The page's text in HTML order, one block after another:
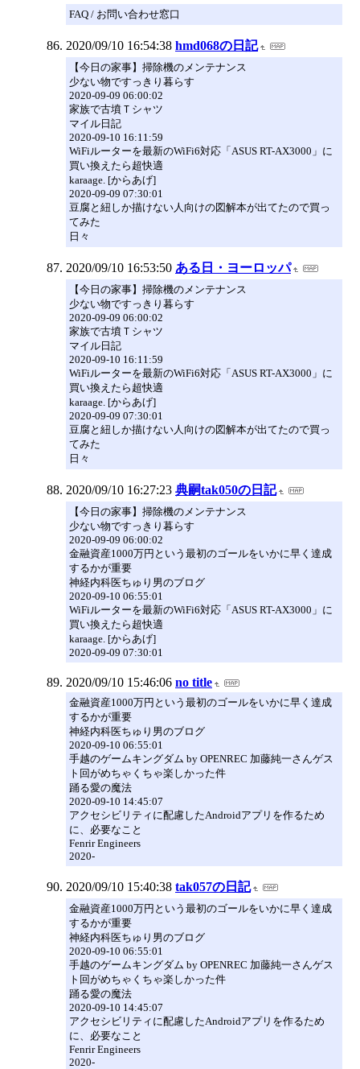
FAQ / お問い合わせ窓口
2020/09/10 16:54:38 hmd068の日記
【今日の家事】掃除機のメンテナンス
少ない物ですっきり暮らす
2020-09-09 06:00:02
家族で古墳Ｔシャツ
マイル日記
2020-09-10 16:11:59
WiFiルーターを最新のWiFi6対応「ASUS RT-AX3000」に
買い換えたら超快適
karaage. [からあげ]
2020-09-09 07:30:01
豆腐と紐しか描けない人向けの図解本が出てたので買っ
てみた
日々
2020/09/10 16:53:50 ある日・ヨーロッパ
【今日の家事】掃除機のメンテナンス
少ない物ですっきり暮らす
2020-09-09 06:00:02
家族で古墳Ｔシャツ
マイル日記
2020-09-10 16:11:59
WiFiルーターを最新のWiFi6対応「ASUS RT-AX3000」に
買い換えたら超快適
karaage. [からあげ]
2020-09-09 07:30:01
豆腐と紐しか描けない人向けの図解本が出てたので買っ
てみた
日々
2020/09/10 16:27:23 典嗣tak050の日記
【今日の家事】掃除機のメンテナンス
少ない物ですっきり暮らす
2020-09-09 06:00:02
金融資産1000万円という最初のゴールをいかに早く達成
するかが重要
神経内科医ちゅり男のブログ
2020-09-10 06:55:01
WiFiルーターを最新のWiFi6対応「ASUS RT-AX3000」に
買い換えたら超快適
karaage. [からあげ]
2020-09-09 07:30:01
2020/09/10 15:46:06 no title
金融資産1000万円という最初のゴールをいかに早く達成
するかが重要
神経内科医ちゅり男のブログ
2020-09-10 06:55:01
手越のゲームキングダム by OPENREC 加藤純一さんゲス
ト回がめちゃくちゃ楽しかった件
踊る愛の魔法
2020-09-10 14:45:07
アクセシビリティに配慮したAndroidアプリを作るため
に、必要なこと
Fenrir Engineers
2020-
2020/09/10 15:40:38 tak057の日記
金融資産1000万円という最初のゴールをいかに早く達成
するかが重要
神経内科医ちゅり男のブログ
2020-09-10 06:55:01
手越のゲームキングダム by OPENREC 加藤純一さんゲス
ト回がめちゃくちゃ楽しかった件
踊る愛の魔法
2020-09-10 14:45:07
アクセシビリティに配慮したAndroidアプリを作るため
に、必要なこと
Fenrir Engineers
2020-